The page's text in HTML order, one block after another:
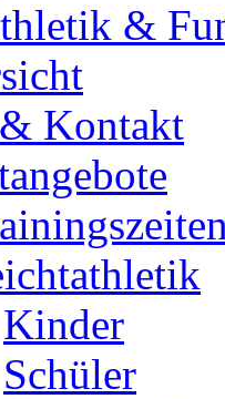
&
Kontakt
Kinder
Schüler